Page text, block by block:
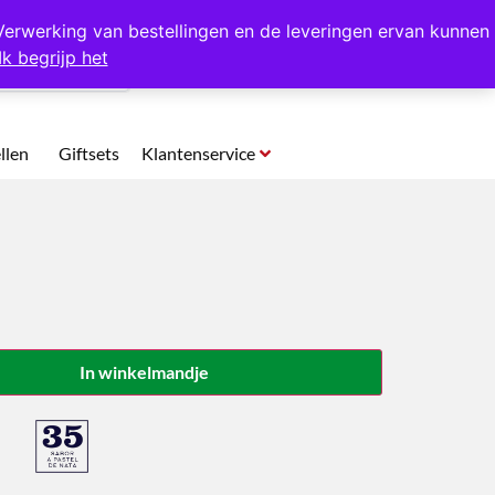
van bestellingen en de leveringen ervan kunnen
begrijp het
halen in Hansweert
Giftsets Klantenservice
In winkelmandje